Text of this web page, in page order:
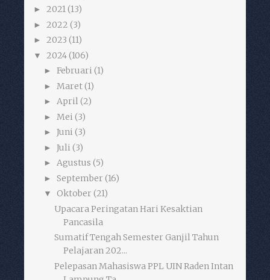
► 2021(13)
► 2022 (3)
► 2023 (11)
▼ 2024(106)
► Februari (1)
► Maret(1)
► April(2)
► Mei (3)
► Juni (3)
► Juli (3)
► Agustus (5)
► September (16)
▼ Oktober (21)
Upacara Peringatan Hari Kesaktian
Pancasila
Sumatif Tengah Semester Ganjil Tahun
Pelajaran 202...
Pelepasan Mahasiswa PPL UIN Raden Intan